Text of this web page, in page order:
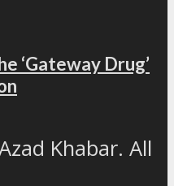
‘Gateway Drug’
Khabar. All